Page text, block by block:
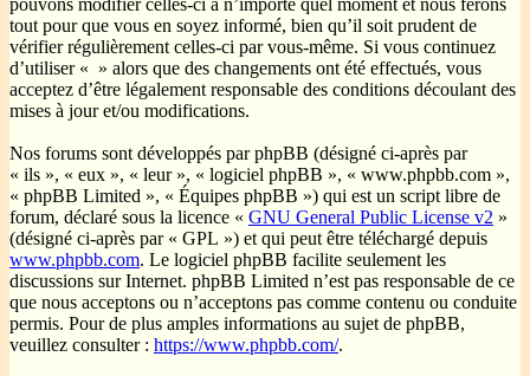
pouvons modifier celles-ci à n’importe quel moment et nous ferons
tout pour que vous en soyez informé, bien qu’il soit prudent de
vérifier régulièrement celles-ci par vous-même. Si vous continuez
d’utiliser « » alors que des changements ont été effectués, vous
acceptez d’être légalement responsable des conditions découlant des
mises à jour et/ou modifications.
Nos forums sont développés par phpBB (désigné ci-après par
« ils », « eux », « leur », « logiciel phpBB », « www.phpbb.com »,
« phpBB Limited », « Équipes phpBB ») qui est un script libre de
forum, déclaré sous la licence « GNU General Public License v2 »
(désigné ci-après par « GPL ») et qui peut être téléchargé depuis
www.phpbb.com. Le logiciel phpBB facilite seulement les
discussions sur Internet. phpBB Limited n’est pas responsable de ce
que nous acceptons ou n’acceptons pas comme contenu ou conduite
permis. Pour de plus amples informations au sujet de phpBB,
veuillez consulter : https://www.phpbb.com/.